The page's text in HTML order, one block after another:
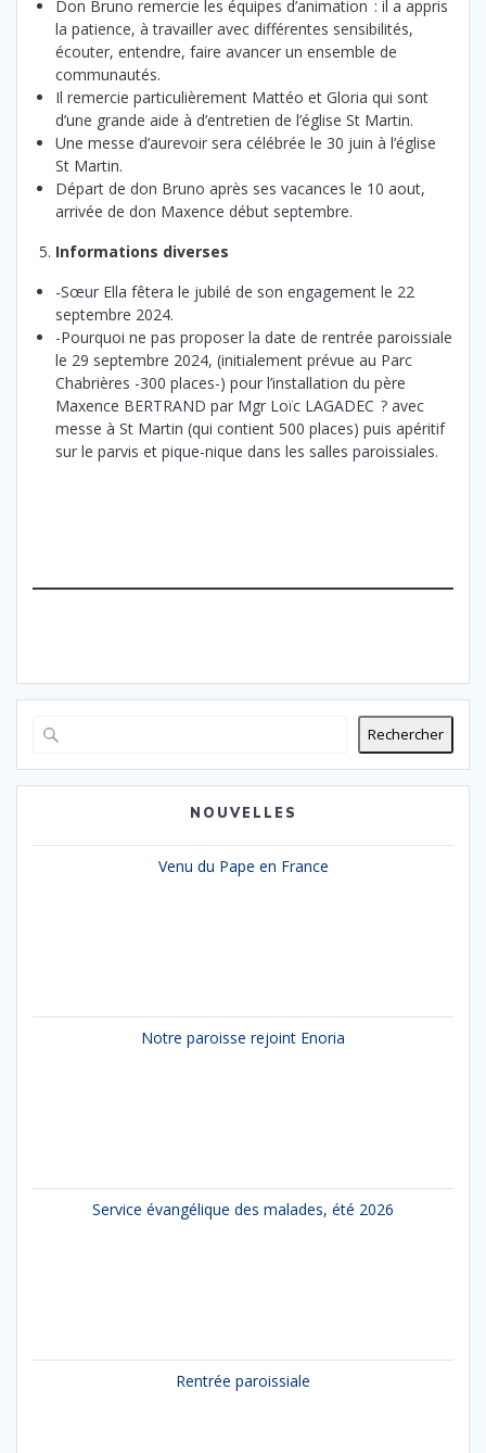
Don Bruno remercie les équipes d’animation : il a appris
la patience, à travailler avec différentes sensibilités,
écouter, entendre, faire avancer un ensemble de
communautés.
Il remercie particulièrement Mattéo et Gloria qui sont
d’une grande aide à d’entretien de l’église St Martin.
Une messe d’aurevoir sera célébrée le 30 juin à l’église
St Martin.
Départ de don Bruno après ses vacances le 10 aout,
arrivée de don Maxence début septembre.
Informations diverses
-Sœur Ella fêtera le jubilé de son engagement le 22
septembre 2024.
-Pourquoi ne pas proposer la date de rentrée paroissiale
le 29 septembre 2024, (initialement prévue au Parc
Chabrières -300 places-) pour l’installation du père
Maxence BERTRAND par Mgr Loïc LAGADEC ? avec
messe à St Martin (qui contient 500 places) puis apéritif
sur le parvis et pique-nique dans les salles paroissiales.
Rechercher
NOUVELLES
Venu du Pape en France
Notre paroisse rejoint Enoria
Service évangélique des malades, été 2026
Rentrée paroissiale